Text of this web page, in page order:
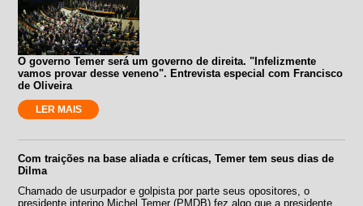
O governo Temer será um governo de direita. "Infelizmente
vamos provar desse veneno". Entrevista especial com Francisco
de Oliveira
LER MAIS
Com traições na base aliada e críticas, Temer tem seus dias de
Dilma
Chamado de usurpador e golpista por parte seus opositores, o
presidente interino Michel Temer (PMDB) fez algo que a presidente